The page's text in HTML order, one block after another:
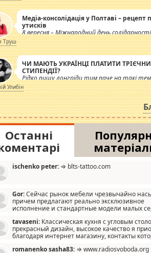
Медіа-консолідація у Полтаві – рецепт
утисків
8 вересня – Міжнародний день солідарності
журналістів.
Труш
ЧИ МАЮТЬ УКРАЇНЦІ ПЛАТИТИ
СТИПЕНДІЇ?
Рідко пишу лонгріди тим паче на такі
але вже просто дістало! Обурюють
інсенуації навколо стипендіального
Штучно роздувається ще одна соціальна
катастрофа.
Улибін
Останні
ischenko peter: ⇒ blts-tattoo.com
Gor:Сейчас рынок мебели чрезвычайно
причем предлагают реально эксклюзивное
исполнение и стандартные модели малых
мало походит на стандартные формы, в
и что главное - со вкусом все в
ненужных наворотов удорожающих мебель, а
tavaseni: Классическая кухня с угловым
прекрасный дизайн, высокое качество я
благодаря интернет магазину, контакты
romanenko sasha83: ⇒ www.radiosvoboda.org